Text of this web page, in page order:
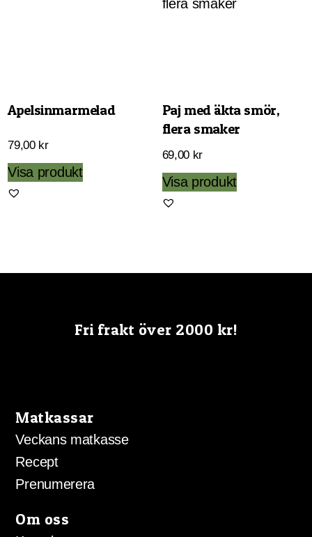
på
Apelsinmarmelad
79,00 kr
Visa produkt
Paj med äkta smör,
flera smaker
69,00 kr
Visa produktDen
varianter.
alternativen
Fri frakt över 2000 kr!
Matkassar
Veckans matkasse
Recept
Prenumerera
Om oss